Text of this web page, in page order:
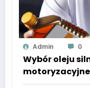
Admin 0
Wybór oleju
motoryzacyjne